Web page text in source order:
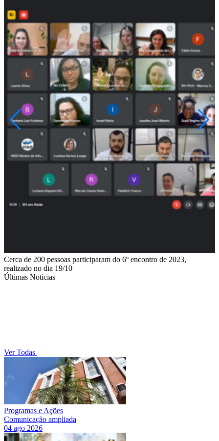
Cerca de 200 pessoas participaram do 6º encontro de 2023,
realizado no dia 19/10
Últimas Notícias
Ver Todas
Programas e Ações
Comunicação ampliada
04 ago 2026